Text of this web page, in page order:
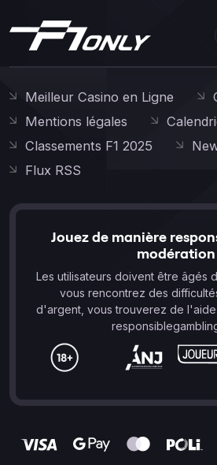
Meilleur Casino en Ligne
Mentions légales
Classements F1 2025
Flux RSS
Jouez de manière
modération
Les utilisateurs doivent être âgés
vous rencontrez des
d'argent, vous trouverez de